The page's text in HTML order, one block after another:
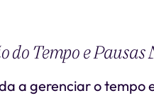
do Tempo e Pausas
a gerenciar o tempo